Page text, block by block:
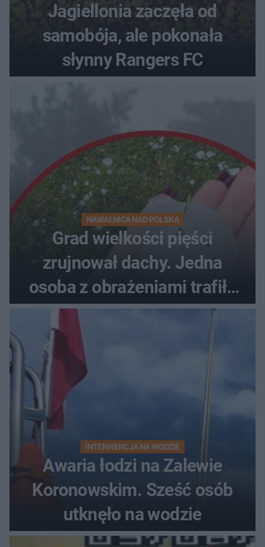
Jagiellonia zaczęła od
samobója, ale pokonała
słynny Rangers FC
NAWAŁNICA NAD POLSKĄ
Grad wielkości pięści
zrujnował dachy. Jedna
osoba z obrażeniami trafiła
do szpitala
INTERWENCJA NA WODZIE
Awaria łodzi na Zalewie
Koronowskim. Sześć osób
utknęło na wodzie